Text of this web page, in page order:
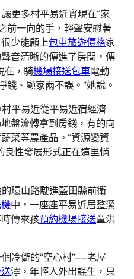
更多村平易近實現在“家
前一向的手，輕聲安慰著
少能顧上包車旅遊價格家
音清晰的傳進了房間，傳
在，騎機場接送包車電動
、顧家兩不誤。”她說。
平易近從平易近宿經濟
盤流轉拿到房錢，有的向
菜等農產品。“資源變資
良性發展形式正在這里悄
環山路駛進藍田縣前衛
中，一座座平易近居整潔
傳來孩預約機場接送童洪
冷僻的“空心村”——老屋
濘，年輕人外出謀生，只